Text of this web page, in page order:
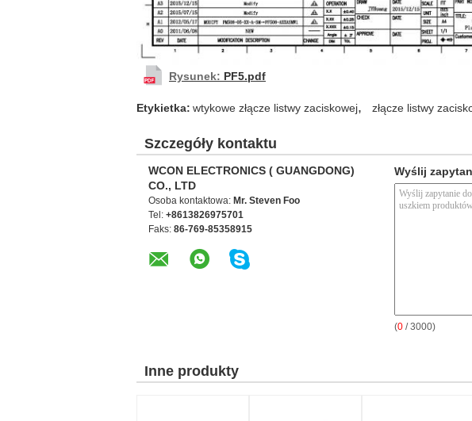
Rysunek: PF5.pdf
Etykietka: wtykowe złącze listwy zaciskowej, złącze listwy
Szczegóły kontaktu
WCON ELECTRONICS ( GUANGDONG)
CO., LTD
Osoba kontaktowa: Mr. Steven Foo
Tel: +8613826975701
Faks: 86-769-85358915
Wyślij
(0 / 3000)
Inne produkty